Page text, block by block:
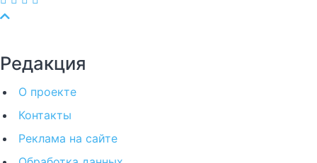
Редакция
О проекте
Контакты
Реклама на сайте